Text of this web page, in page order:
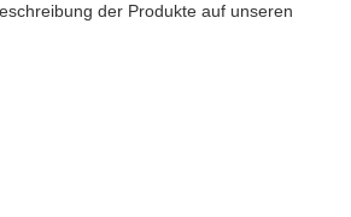
der Produkte auf unseren